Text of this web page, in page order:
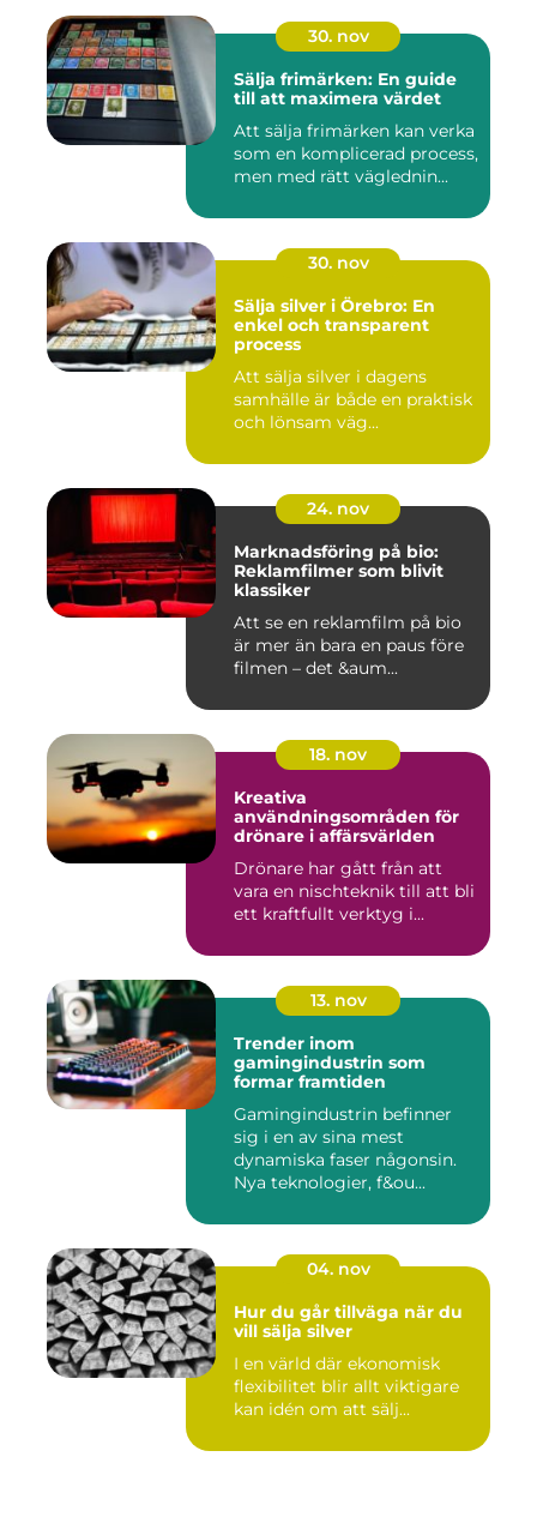
30. nov
Sälja frimärken: En guide
till att maximera värdet
Att sälja frimärken kan verka
som en komplicerad process,
men med rätt väglednin...
30. nov
Sälja silver i Örebro: En
enkel och transparent
process
Att sälja silver i dagens
samhälle är både en praktisk
och lönsam väg...
24. nov
Marknadsföring på bio:
Reklamfilmer som blivit
klassiker
Att se en reklamfilm på bio
är mer än bara en paus före
filmen – det &aum...
18. nov
Kreativa
användningsområden för
drönare i affärsvärlden
Drönare har gått från att
vara en nischteknik till att bli
ett kraftfullt verktyg i...
13. nov
Trender inom
gamingindustrin som
formar framtiden
Gamingindustrin befinner
sig i en av sina mest
dynamiska faser någonsin.
Nya teknologier, f&ou...
04. nov
Hur du går tillväga när du
vill sälja silver
I en värld där ekonomisk
flexibilitet blir allt viktigare
kan idén om att sälj...